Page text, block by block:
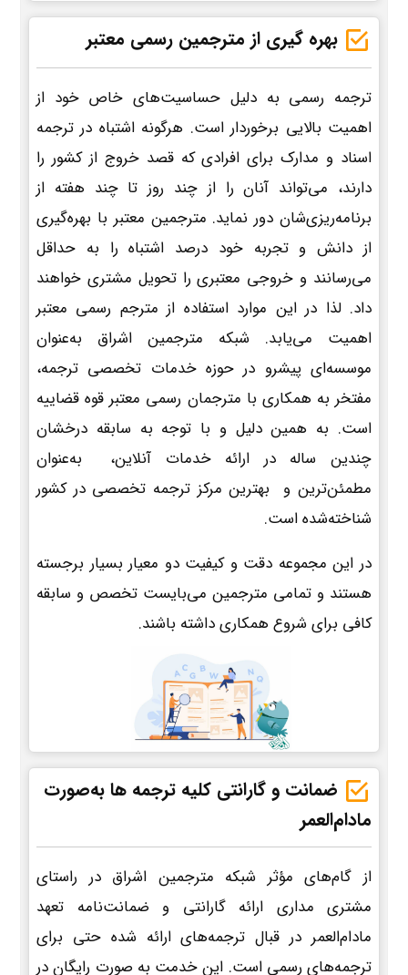
بهره گیری از مترجمین رسمی معتبر
ترجمه رسمی به دلیل حساسیت‌های خاص خود از
اهمیت بالایی برخوردار است. هرگونه اشتباه در ترجمه
اسناد و مدارک برای افرادی که قصد خروج از کشور را
دارند، می‌تواند آنان را از چند روز تا چند هفته از
برنامه‌ریزی‌شان دور نماید. مترجمین معتبر با بهره‌گیری
از دانش و تجربه خود درصد اشتباه را به حداقل
می‌رسانند و خروجی معتبری را تحویل مشتری خواهند
داد. لذا در این موارد استفاده از مترجم رسمی معتبر
اهمیت می‌یابد. شبکه مترجمین اشراق به‌عنوان
موسسه‌ای پیشرو در حوزه خدمات تخصصی ترجمه،
مفتخر به همکاری با مترجمان رسمی معتبر قوه قضاییه
است. به همین دلیل و با توجه به سابقه درخشان
چندین ساله در ارائه خدمات آنلاین، به‌عنوان
مطمئن‌ترین و بهترین مرکز ترجمه تخصصی در کشور
شناخته‌شده است.
در این مجموعه دقت و کیفیت دو معیار بسیار برجسته
هستند و تمامی مترجمین می‌بایست تخصص و سابقه
کافی برای شروع همکاری داشته باشند.
ضمانت و گارانتی کلیه ترجمه ها به‌صورت
مادام‌العمر
از گام‌های مؤثر شبکه مترجمین اشراق در راستای
مشتری مداری ارائه گارانتی و ضمانت‌نامه تعهد
مادام‌العمر در قبال ترجمه‌های ارائه شده حتی برای
ترجمه‌های رسمی است. این خدمت به صورت رایگان در